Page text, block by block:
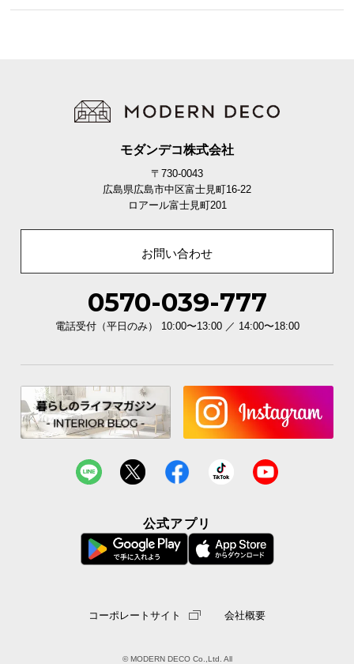
モダンデコ株式会社
〒730-0043
広島県広島市中区富士見町16-22
ロアール富士見町201
お問い合わせ
0570-039-777
電話受付（平日のみ） 10:00〜13:00 ／ 14:00〜18:00
公式アプリ
コーポレートサイト 会社概要
© MODERN DECO Co.,Ltd. All